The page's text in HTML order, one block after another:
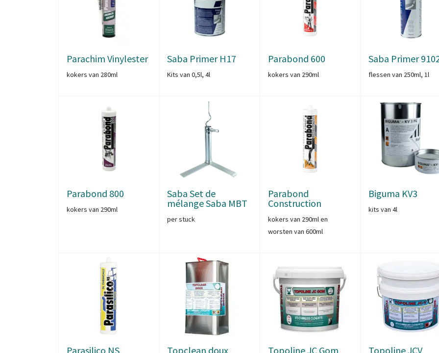
Parachim Vinylester
kokers van 280ml
Saba Primer H17
Kits van 0,5l, 4l
Parabond 600
kokers van 290ml
Saba Primer
flessen van 250ml, 1l
Parabond 800
kokers van 290ml
Saba Set de
mélange Saba MBT
per stuck
Parabond
Construction
kokers van 290ml en
worsten van 600ml
Biguma KV3
kits van 4l
Parasilico NS Topclean doux Topoline JC Gom Topoline JCV